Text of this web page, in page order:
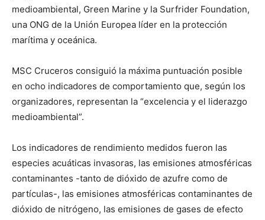
medioambiental, Green Marine y la Surfrider Foundation,
una ONG de la Unión Europea líder en la protección
marítima y oceánica.
MSC Cruceros consiguió la máxima puntuación posible
en ocho indicadores de comportamiento que, según los
organizadores, representan la “excelencia y el liderazgo
medioambiental”.
Los indicadores de rendimiento medidos fueron las
especies acuáticas invasoras, las emisiones atmosféricas
contaminantes -tanto de dióxido de azufre como de
partículas-, las emisiones atmosféricas contaminantes de
dióxido de nitrógeno, las emisiones de gases de efecto